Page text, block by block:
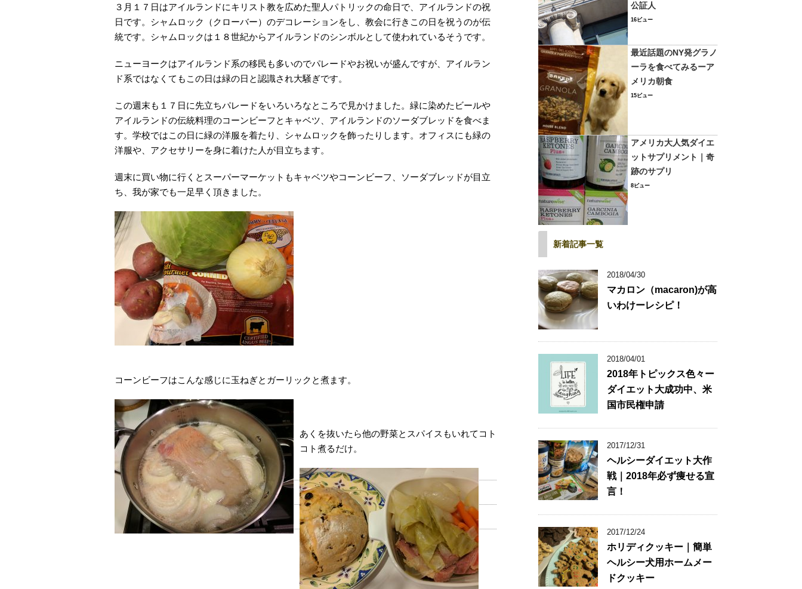
３月１７日はアイルランドにキリスト教を広めた聖人パトリックの命日で、アイルランドの祝
日です。シャムロック（クローバー）のデコレーションをし、教会に行きこの日を祝うのが伝
統です。シャムロックは１８世紀からアイルランドのシンボルとして使われているそうです。
ニューヨークはアイルランド系の移民も多いのでパレードやお祝いが盛んですが、アイルラン
ド系ではなくてもこの日は緑の日と認識され大騒ぎです。
この週末も１７日に先立ちパレードをいろいろなところで見かけました。緑に染めたビールや
アイルランドの伝統料理のコーンビーフとキャベツ、アイルランドのソーダブレッドを食べま
す。学校ではこの日に緑の洋服を着たり、シャムロックを飾ったりします。オフィスにも緑の
洋服や、アクセサリーを身に着けた人が目立ちます。
週末に買い物に行くとスーパーマーケットもキャベツやコーンビーフ、ソーダブレッドが目立
ち、我が家でも一足早く頂きました。
コーンビーフはこんな感じに玉ねぎとガーリックと煮ます。
あくを抜いたら他の野菜とスパイスもいれてコト
コト煮るだけ。
公証人
16ビュー
最近話題のNY発グラノ
ーラを食べてみるーア
メリカ朝食
15ビュー
アメリカ大人気ダイエ
ットサプリメント｜奇
跡のサプリ
8ビュー
新着記事一覧
2018/04/30
マカロン（macaron)が高
いわけーレシピ！
2018/04/01
2018年トピックス色々ー
ダイエット大成功中、米
国市民権申請
2017/12/31
ヘルシーダイエット大作
戦｜2018年必ず痩せる宣
言！
2017/12/24
ホリディクッキー｜簡単
ヘルシー犬用ホームメー
ドクッキー